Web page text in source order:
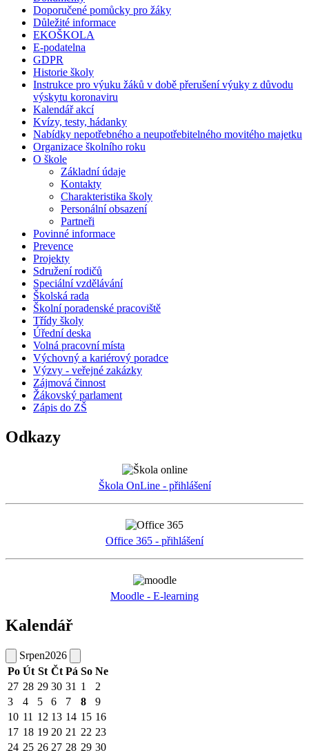
Doporučené pomůcky pro žáky
Důležité informace
EKOŠKOLA
E-podatelna
GDPR
Historie školy
Instrukce pro výuku žáků v době přerušení výuky z důvodu
výskytu koronaviru
Kalendář akcí
Kvízy, testy, hádanky
Nabídky nepotřebného a neupotřebitelného movitého majetku
Organizace školního roku
O škole
Základní údaje
Kontakty
Charakteristika školy
Personální obsazení
Partneři
Povinné informace
Prevence
Projekty
Sdružení rodičů
Speciální vzdělávání
Školská rada
Školní poradenské pracoviště
Třídy školy
Úřední deska
Volná pracovní místa
Výchovný a kariérový poradce
Výzvy - veřejné zakázky
Zájmová činnost
Žákovský parlament
Zápis do ZŠ
Odkazy
Škola OnLine - přihlášení
Office 365 - přihlášení
Moodle - E-learning
Kalendář
Srpen2026
Po Út St Čt Pá So Ne
27 28 29 30 31 1
2
3
4 5 6 7 8
9
10 11 12 13 14 15 16
17 18 19 20 21 22 23
24 25 26 27 28 29 30